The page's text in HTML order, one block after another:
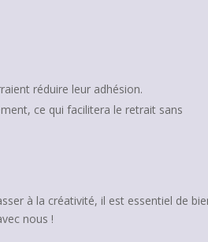
réduire leur adhésion.
ce qui facilitera le retrait sans
à la créativité, il est essentiel de
nous !